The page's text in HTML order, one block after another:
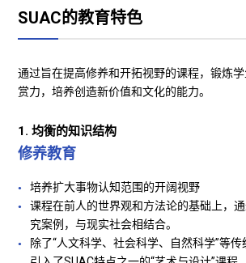
SUAC的教育特色
通过旨在提高修养和开拓视野的课程，锻炼
赏力，培养创造新价值和文化的能力。
1. 均衡的知识结构
修养教育
培养扩大事物认知范围的开阔视野
课程在前人的世界观和方法论的基础上，
究案例，与现实社会相结合。
除了“人文科学、社会科学、自然科学”等